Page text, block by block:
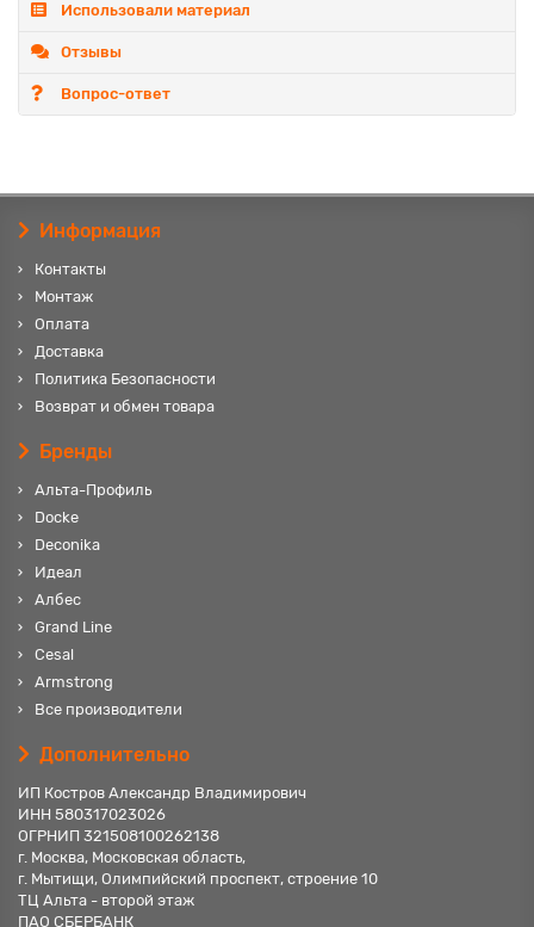
Использовали материал
Отзывы
Вопрос-ответ
Информация
Контакты
Монтаж
Оплата
Доставка
Политика Безопасности
Возврат и обмен товара
Бренды
Альта-Профиль
Docke
Deconika
Идеал
Албес
Grand Line
Cesal
Armstrong
Все производители
Дополнительно
ИП Костров Александр Владимирович
ИНН 580317023026
ОГРНИП 321508100262138
г. Москва, Московская область,
г. Мытищи, Олимпийский проспект, строение 10
ТЦ Альта - второй этаж
ПАО СБЕРБАНК